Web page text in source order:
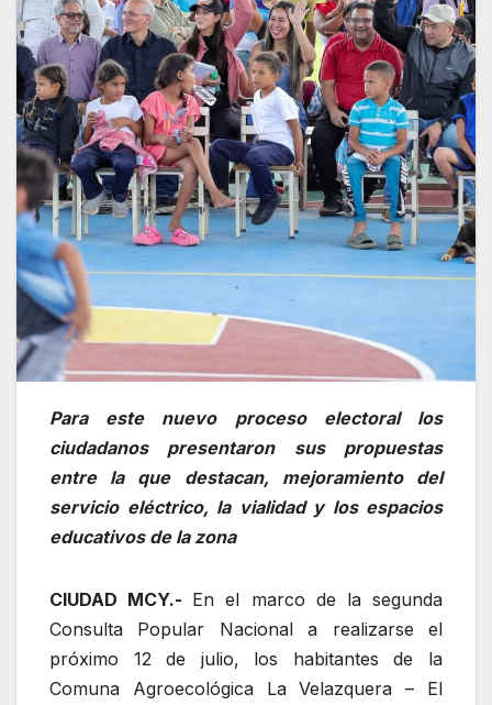
Para este nuevo proceso electoral los
ciudadanos presentaron sus propuestas
entre la que destacan, mejoramiento del
servicio eléctrico, la vialidad y los espacios
educativos de la zona
CIUDAD MCY.- En el marco de la segunda
Consulta Popular Nacional a realizarse el
próximo 12 de julio, los habitantes de la
Comuna Agroecológica La Velazquera – El